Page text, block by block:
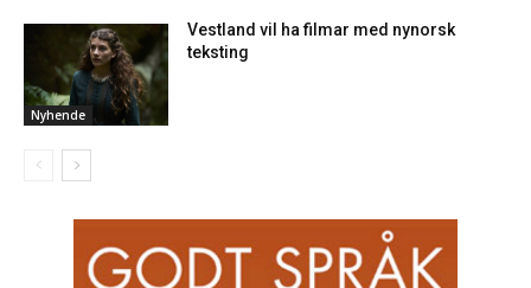
Nyhende
Vestland vil ha filmar med nynorsk
teksting